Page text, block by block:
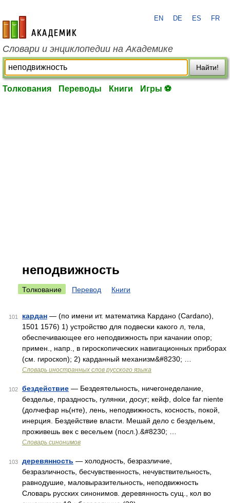
academic.ru
EN DE ES FR
Словари и энциклопедии на Академике
Найти!
Толкования Переводы Книги Игры ⚽
неподвижность
Толкование Перевод Книги
101 кардан — (по имени ит. математика Кардано (Cardano),
1501 1576) 1) устройство для подвески какого л, тела,
обеспечивающее его неподвижность при качании опор;
примен., напр., в гироскопических навигационных приборах
(см. гироскоп); 2) карданный механизм&#8230; …
Словарь иностранных слов русского языка
102 бездействие — Бездеятельность, ничегонеделание,
безделье, праздность, гулянки, досуг; кейф, dolce far niente
(долчефар нь(нте), лень, неподвижность, косность, покой,
инерция. Бездействие власти. Мешай дело с бездельем,
проживешь век с весельем (посл.).&#8230; …
Словарь синонимов
103 деревянность — холодность, безразличие,
безразличность, бесчувственность, нечувствительность,
равнодушие, маловыразительность, неподвижность
Словарь русских синонимов. деревянность сущ., кол во